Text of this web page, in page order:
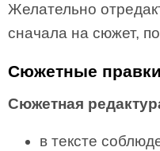
Желательно
сначала на сюжет,
Сюжетные правки
Сюжетная
в тексте